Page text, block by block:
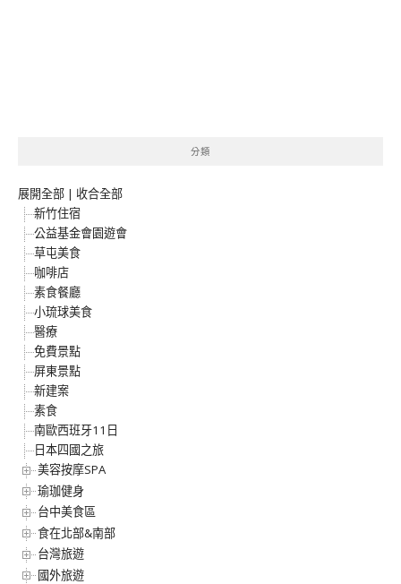
分類
展開全部 | 收合全部
新竹住宿
公益基金會園遊會
草屯美食
咖啡店
素食餐廳
小琉球美食
醫療
免費景點
屏東景點
新建案
素食
南歐西班牙11日
日本四國之旅
美容按摩SPA
瑜珈健身
台中美食區
食在北部&南部
台灣旅遊
國外旅遊